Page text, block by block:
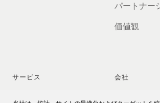
パートナー
価値観
サービス 会社